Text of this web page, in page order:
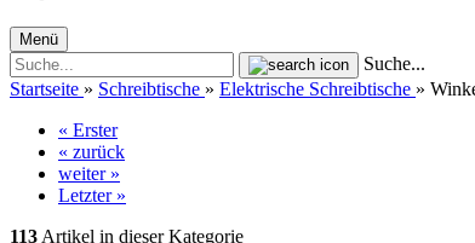
Menü
Suche...
Startseite » Schreibtische » Elektrische Schreibtische »
« Erster
« zurück
weiter »
Letzter »
113 Artikel in dieser Kategorie